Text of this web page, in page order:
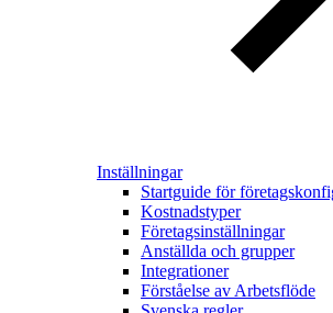
Inställningar
Startguide för
Kostnadstyper
Företagsinställningar
Anställda och grupper
Integrationer
Förståelse av Arbetsflöde